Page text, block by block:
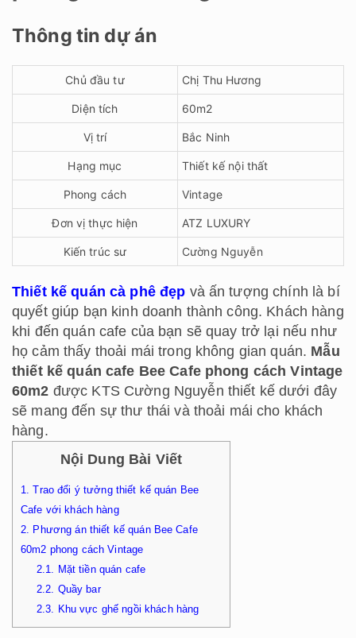
Thông tin dự án
Chủ đầu tư Chị Thu Hương
Diện tích 60m2
Vị trí Bắc Ninh
Hạng mục Thiết kế nội thất
Phong cách Vintage
Đơn vị thực hiện ATZ LUXURY
Kiến trúc sư Cường Nguyễn
Thiết kế quán cà phê đẹp và ấn tượng chính là bí
quyết giúp bạn kinh doanh thành công. Khách hàng
khi đến quán cafe của bạn sẽ quay trở lại nếu như
họ cảm thấy thoải mái trong không gian quán. Mẫu
thiết kế quán cafe Bee Cafe phong cách Vintage
60m2 được KTS Cường Nguyễn thiết kế dưới đây
sẽ mang đến sự thư thái và thoải mái cho khách
hàng.
Nội Dung Bài Viết
1. Trao đổi ý tưởng thiết kế quán Bee
Cafe với khách hàng
2. Phương án thiết kế quán Bee Cafe
60m2 phong cách Vintage
2.1. Mặt tiền quán cafe
2.2. Quầy bar
2.3. Khu vực ghế ngồi khách hàng